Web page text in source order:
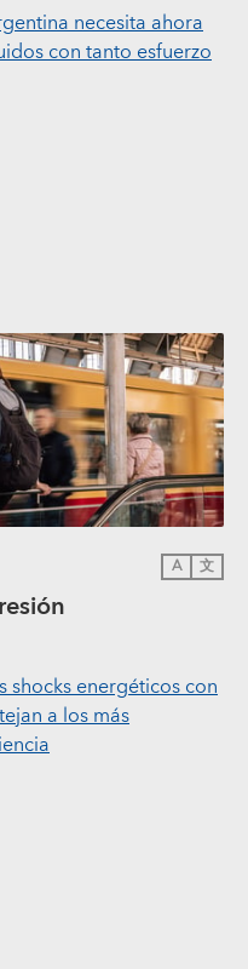
necesita ahora
con tanto esfuerzo
A 文
energéticos con
a los más